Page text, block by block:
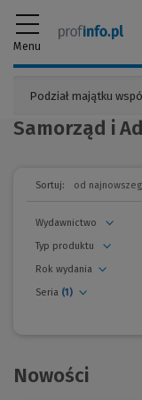
Menu
Samorząd i
Sortuj:
Wydawnictwo
Seria (1)
Rok wydania
Typ produktu
Nowości